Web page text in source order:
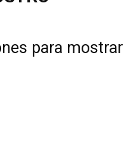
para mostrar